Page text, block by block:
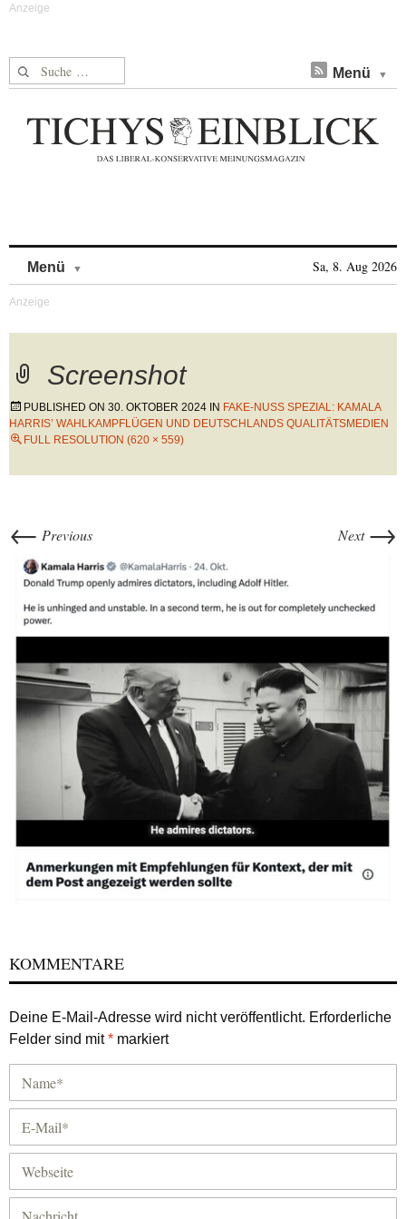
Suche nach: Menü
Menü Sa, 8. Aug 2026
Screenshot
PUBLISHED ON 30. OKTOBER 2024 IN FAKE-NUSS SPEZIAL: KAMALA
HARRIS’ WAHLKAMPFLÜGEN UND DEUTSCHLANDS QUALITÄTSMEDIEN
FULL RESOLUTION (620 × 559)
← Previous Next →
KOMMENTARE
Deine E-Mail-Adresse wird nicht veröffentlicht. Erforderliche
Felder sind mit* markiert